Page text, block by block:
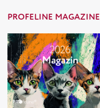
PROFELINE MAGAZINE